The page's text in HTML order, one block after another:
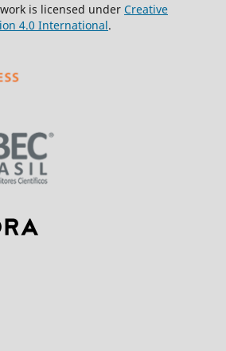
is licensed under Creative
4.0 International.